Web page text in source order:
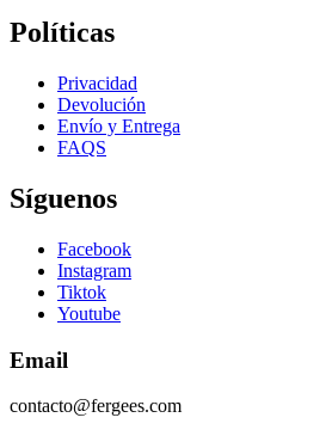
Políticas
Privacidad
Devolución
Envío y Entrega
FAQS
Síguenos
Facebook
Instagram
Tiktok
Youtube
Email
contacto@fergees.com